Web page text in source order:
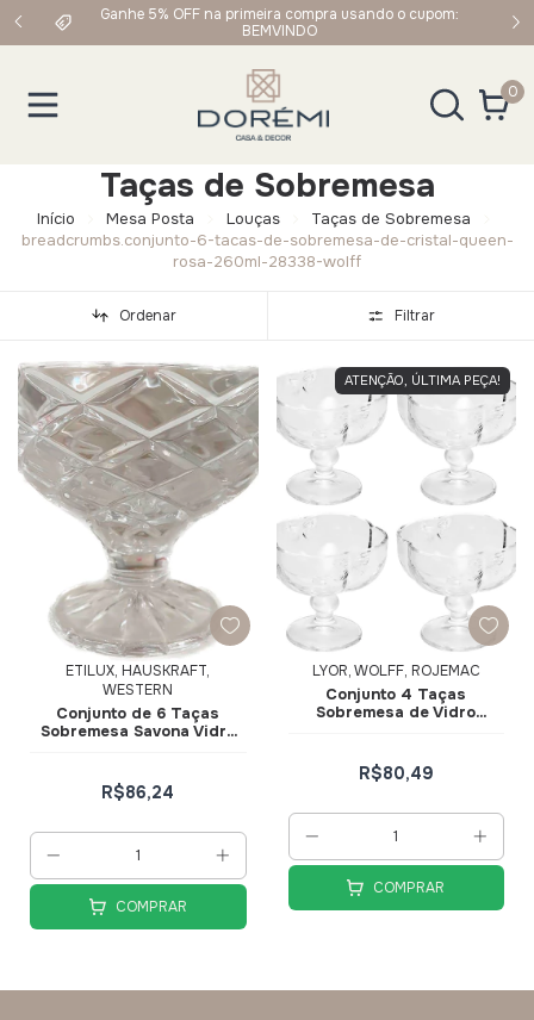
cupom:
Frete Grátis em compras acima de R$249,90 para Sul e
Sudeste
0
Taças de Sobremesa
Início Mesa Posta Louças
Taças de Sobremesa
breadcrumbs.conjunto-6-tacas-de-sobremesa-de-cristal-queen-
rosa-260ml-28338-wolff
Ordenar Filtrar
ETILUX, HAUSKRAFT,
WESTERN
Conjunto de 6 Taças
Sobremesa Savona Vidro
R$86,24
COMPRAR
ATENÇÃO, ÚLTIMA PEÇA!
LYOR, WOLFF, ROJEMAC
Conjunto 4 Taças
Sobremesa de Vidro
R$80,49
COMPRAR